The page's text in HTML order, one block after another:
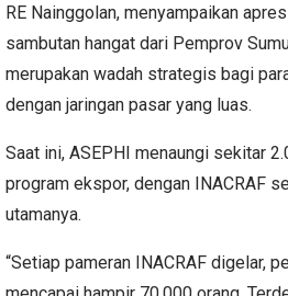
RE Nainggolan, menyampaikan
sambutan hangat dari Pemprov
merupakan wadah strategis bagi
dengan jaringan pasar yang luas.
Saat ini, ASEPHI menaungi sekitar
program ekspor, dengan INACRAF
utamanya.
“Setiap pameran INACRAF digelar,